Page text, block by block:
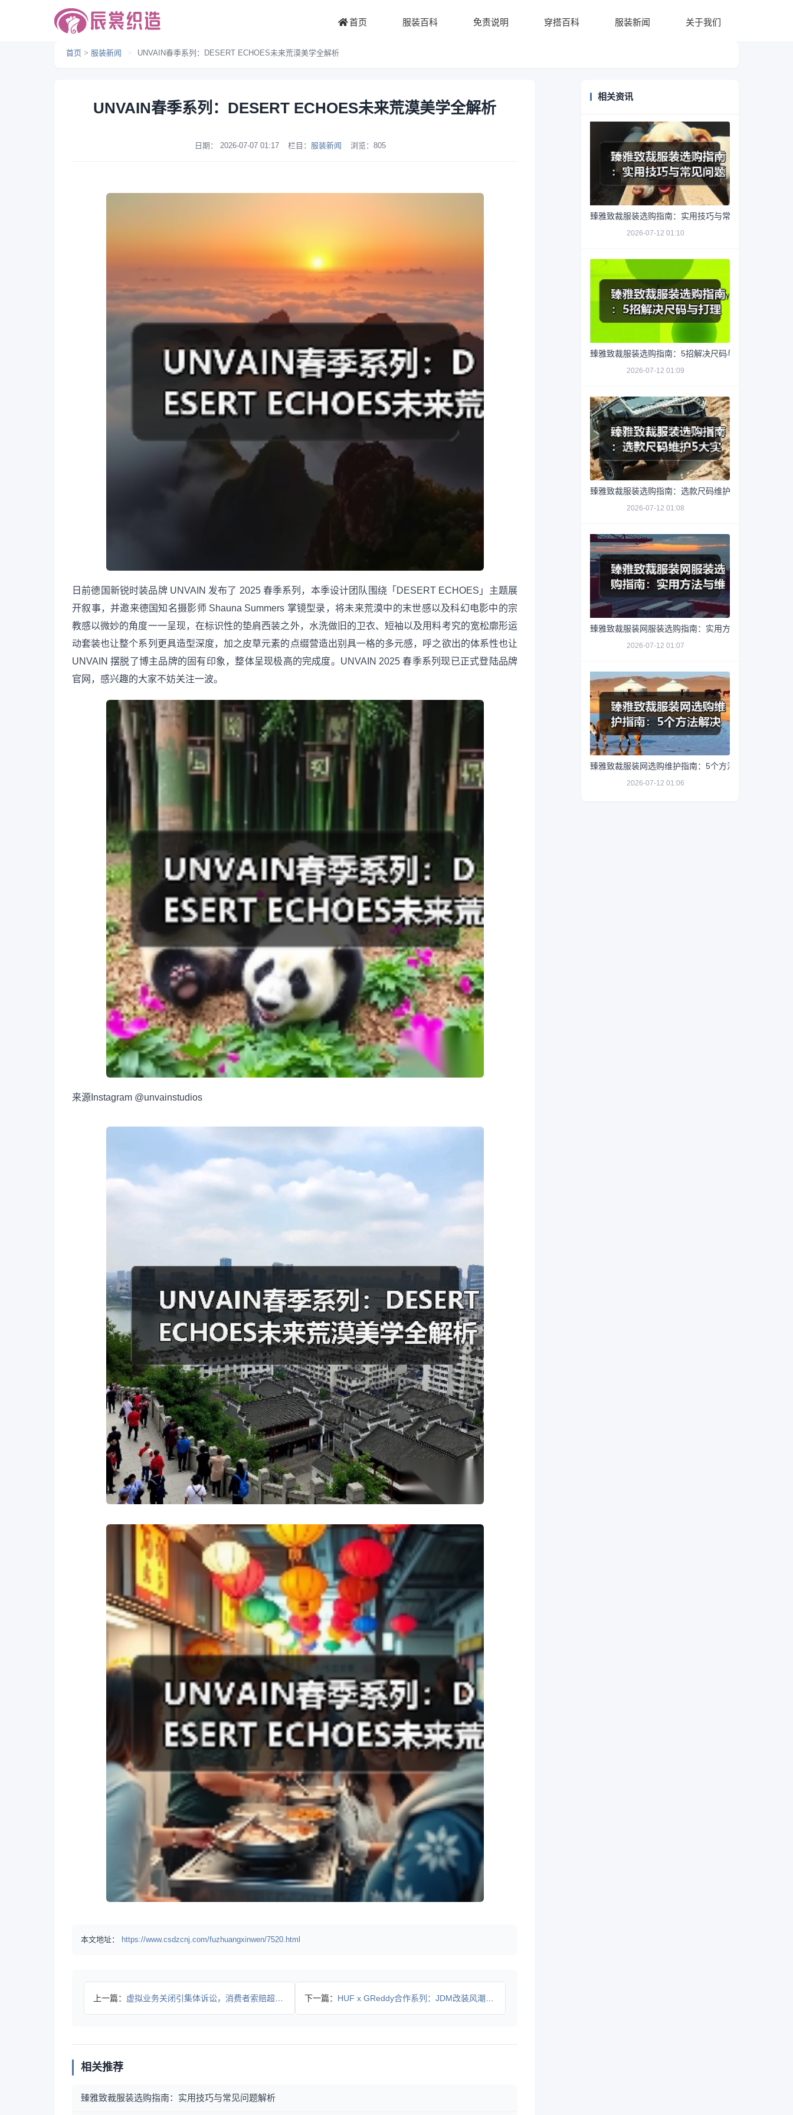
首页 服装百科 免责说明 穿搭百科 服装新闻 关于我们
首页 > 服装新闻 > UNVAIN春季系列：DESERT ECHOES未来荒漠美学全解析
UNVAIN春季系列：DESERT ECHOES未来荒漠美学全解析
日期： 2026-07-07 01:17 栏目： 服装新闻 浏览： 805
日前德国新锐时装品牌 UNVAIN 发布了 2025 春季系列，本季设计团队围绕「DESERT ECHOES」主题展
开叙事，并邀来德国知名摄影师 Shauna Summers 掌镜型录，将未来荒漠中的末世感以及科幻电影中的宗
教感以微妙的角度一一呈现，在标识性的垫肩西装之外，水洗做旧的卫衣、短袖以及用料考究的宽松廓形运
动套装也让整个系列更具造型深度，加之皮草元素的点缀营造出别具一格的多元感，呼之欲出的体系性也让
UNVAIN 摆脱了博主品牌的固有印象，整体呈现极高的完成度。UNVAIN 2025 春季系列现已正式登陆品牌
官网，感兴趣的大家不妨关注一波。
来源 Instagram @unvainstudios
本文地址： https://www.csdzcnj.com/fuzhuangxinwen/7520.html
上一篇： 虚拟业务关闭引集体诉讼，消费者索赔超500万美元 下一篇： HUF x GReddy合作系列：JDM改装风潮席卷街头
相关推荐
臻雅致裁服装选购指南：实用技巧与常见问题解析
相关资讯
臻雅致裁服装选购指南：实用技巧与常见问题解析
2026-07-12 01:10
臻雅致裁服装选购指南：5招解决尺码与打理难题
2026-07-12 01:09
臻雅致裁服装选购指南：选款尺码维护5大实用方法
2026-07-12 01:08
臻雅致裁服装网服装选购指南：实用方法与维护技巧
2026-07-12 01:07
臻雅致裁服装网选购维护指南：5个方法解决网购踩坑
2026-07-12 01:06